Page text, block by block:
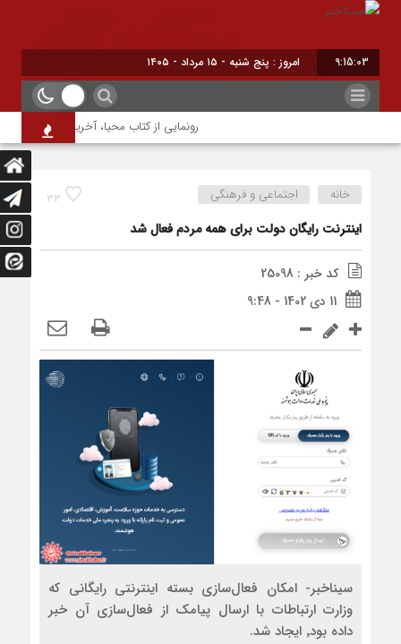
9:15:04 امروز : پنج شنبه - ۱۵ مرداد - ۱۴۰۵
رونمایی از کتاب محیا، آخرین اثر نویسنده
33 خانه اجتماعی و فرهنگی
اینترنت رایگان دولت برای همه مردم فعال شد
کد خبر : 25098
11 دی 1402 - 9:48
سیناخبر- امکان فعال‌سازی بسته اینترنتی رایگانی که
وزارت ارتباطات با ارسال پیامک از فعال‌سازی آن خبر
داده بود٬ ایجاد شد.